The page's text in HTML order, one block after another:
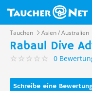
Tauchen Asien / Australien
Rabaul Dive
0
Schreibe eine